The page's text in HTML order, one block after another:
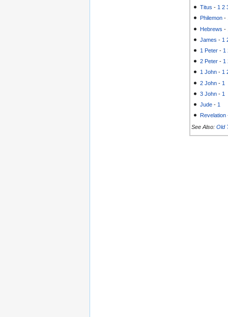
Titus - 1 2
Philemon -
Hebrews -
James - 1
1 Peter - 1
2 Peter - 1
1 John - 1
2 John - 1
3 John - 1
Jude - 1
Revelation
See Also: Old